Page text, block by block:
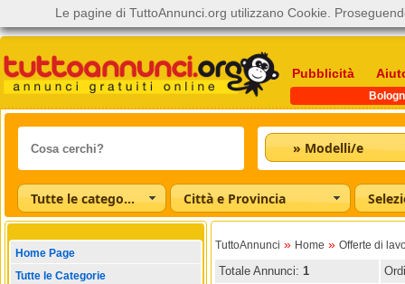
Pubblicità
» Modelli/e
Tutte le categorie Città e Provincia
Home Page
Tutte le Categorie
TuttoAnnunci » Home » Offerte di
Totale Annunci: 1
Le pagine di TuttoAnnunci.org utilizzano Cookie.